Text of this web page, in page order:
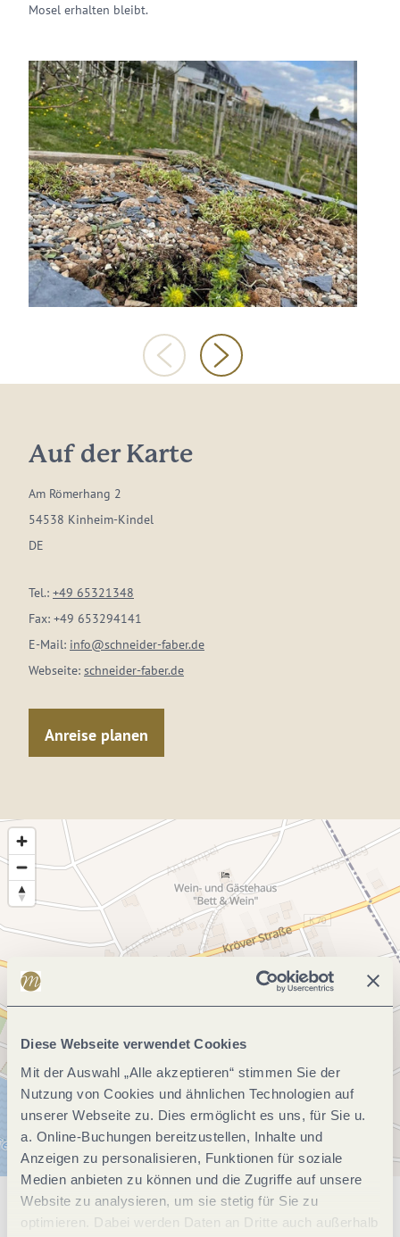
Diese Webseite verwendet Cookies
Mit der Auswahl „Alle akzeptieren“ stimmen Sie der
Nutzung von Cookies und ähnlichen Technologien auf
unserer Webseite zu. Dies ermöglicht es uns, für Sie u.
a. Online-Buchungen bereitzustellen, Inhalte und
Anzeigen zu personalisieren, Funktionen für soziale
Medien anbieten zu können und die Zugriffe auf unsere
Website zu analysieren, um sie stetig für Sie zu
optimieren. Dabei werden Daten an Dritte auch außerhalb
Mosel erhalten bleibt.
Auf der Karte
Am Römerhang 2
54538 Kinheim-Kindel
DE
Tel.: +49 65321348
Fax: +49 653294141
E-Mail: info@schneider-faber.de
Webseite: schneider-faber.de
Anreise planen
Allgemeine Informationen